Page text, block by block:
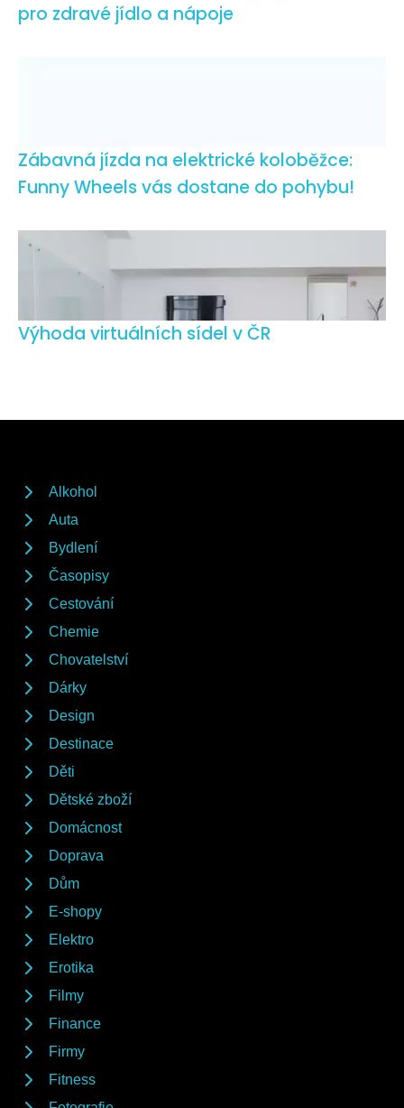
pro zdravé jídlo a nápoje
Zábavná jízda na elektrické koloběžce:
Funny Wheels vás dostane do pohybu!
Výhoda virtuálních sídel v ČR
Alkohol
Auta
Bydlení
Časopisy
Cestování
Chemie
Chovatelství
Dárky
Design
Destinace
Děti
Dětské zboží
Domácnost
Doprava
Dům
E-shopy
Elektro
Erotika
Filmy
Finance
Firmy
Fitness